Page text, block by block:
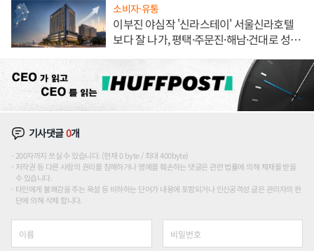
소비자·유통
이부진 야심작 '신라스테이' 서울신라호텔
보다 잘 나가, 평택·주문진·해남·건대로 성
기사댓글0개
200자까지 쓰실 수 있습니다. (현재 0 byte / 최대 400byte)
저작권 등 다른 사람의 권리를 침해하거나 명예를 훼손하는 댓글은 관련 법률에 의해 제재를 받을
수 있습니다.
타인에게 불쾌감을 주는 욕설 등 비하하는 단어가 내용에 포함되거나 인신공격성 글은 관리자의 판
단에 의해 삭제 합니다.